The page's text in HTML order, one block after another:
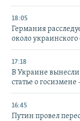
18:05
Германия
около
17:18
В Украине
статье о
16:45
Путин провел